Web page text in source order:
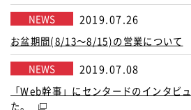
NEWS
2019.07.26
お盆期間(8/13～8/15)の営業について
NEWS
2019.07.08
「Web幹事」にセンタードのインタビ
た。